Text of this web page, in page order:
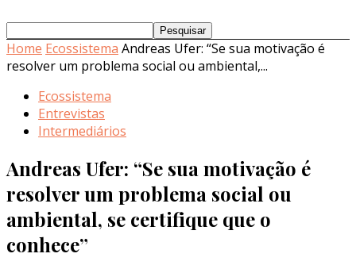
Home Ecossistema Andreas Ufer: “Se sua motivação é
resolver um problema social ou ambiental,...
Ecossistema
Entrevistas
Intermediários
Andreas Ufer: “Se sua motivação é
resolver um problema social ou
ambiental, se certifique que o
conhece”